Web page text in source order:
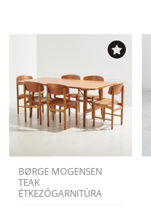
BØRGE MOGENSEN
TEAK
ÉTKEZŐGARNITÚRA